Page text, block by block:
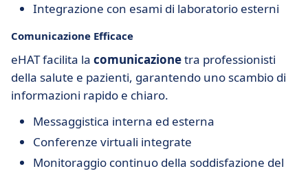
Integrazione con esami di laboratorio esterni
Comunicazione Efficace
eHAT facilita la comunicazionetra professionisti
della salute e pazienti, garantendo uno scambio di
informazioni rapido e chiaro.
Messaggistica interna ed esterna
Conferenze virtuali integrate
Monitoraggio continuo della soddisfazione del